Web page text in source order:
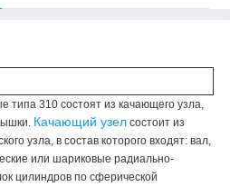
типа 310 состоят из качающего узла,
Качающий узел состоит из
узла, в состав которого входят: вал,
или шариковые радиально-
цилиндров по сферической